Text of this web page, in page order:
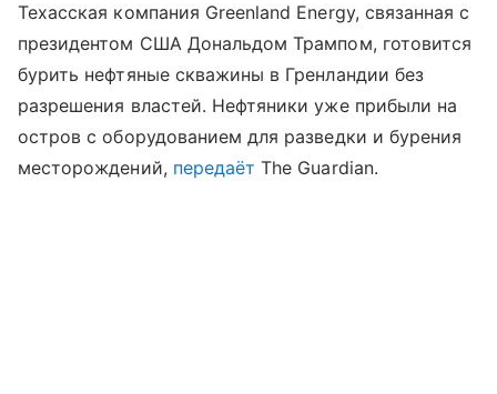
Техасская компания Greenland Energy, связанная с
президентом США Дональдом Трампом, готовится
бурить нефтяные скважины в Гренландии без
разрешения властей. Нефтяники уже прибыли на
остров с оборудованием для разведки и бурения
месторождений, передаёт The Guardian.